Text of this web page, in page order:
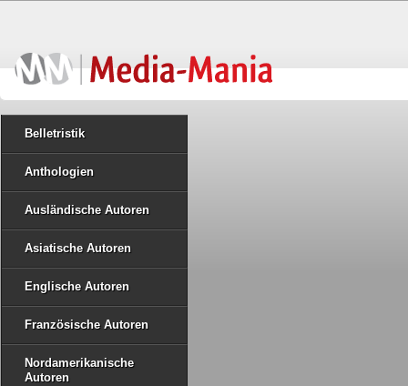
Belletristik
Anthologien
Ausländische Autoren
Asiatische Autoren
Englische Autoren
Französische Autoren
Nordamerikanische
Autoren